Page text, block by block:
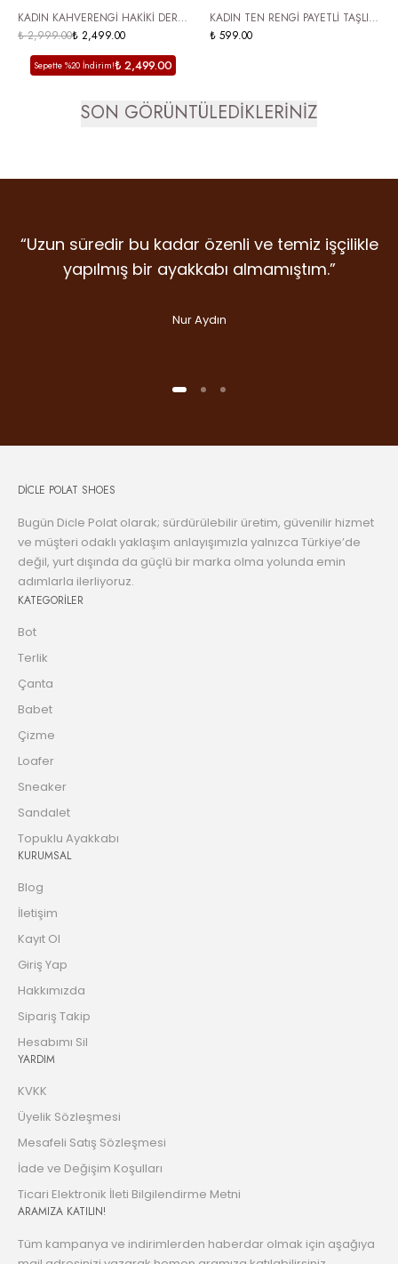
HAKİKİ DERİ
ÜCRETSİZ KARGO
KADIN KAHVERENGİ HAKİKİ DERİ
SÜET WESTERN TOPUKLU
AYAKKABI RONİMA
₺ 2,999.00₺ 2,499.00
Sepette %20 İndirim!₺ 2,499.00
ÜCRETSİZ KARGO
KADIN TEN RENGİ PAYETLİ TAŞLI
ŞEFFAF TOPUKLU STİLETTO
₺ 599.00
SON GÖRÜNTÜLEDİKLERİNİZ
“Uzun süredir bu kadar özenli ve temiz işçilikle
yapılmış bir ayakkabı almamıştım.”
Nur Aydın
“Detaylara verilen emek, malzeme kalitesi ve
duruş… Gram şüphe duymadan ikinci
“İlk giydiğim anda farkını hissettiren nadir
markalardan. Dicle Polat Shoes’ta kalite laf
DİCLE POLAT SHOES
Bugün Dicle Polat olarak; sürdürülebilir üretim, güvenilir hizmet
ve müşteri odaklı yaklaşım anlayışımızla yalnızca Türkiye’de
değil, yurt dışında da güçlü bir marka olma yolunda emin
adımlarla ilerliyoruz.
KATEGORİLER
Bot
Terlik
Çanta
Babet
Çizme
Loafer
Sneaker
Sandalet
Topuklu Ayakkabı
KURUMSAL
Blog
İletişim
Kayıt Ol
Giriş Yap
Hakkımızda
Sipariş Takip
Hesabımı Sil
YARDIM
KVKK
Üyelik Sözleşmesi
Mesafeli Satış Sözleşmesi
İade ve Değişim Koşulları
Ticari Elektronik İleti Bilgilendirme Metni
ARAMIZA KATILIN!
Tüm kampanya ve indirimlerden haberdar olmak için aşağıya